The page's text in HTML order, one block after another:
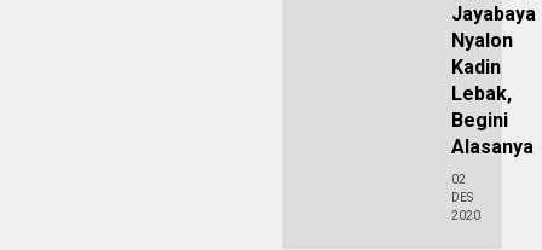
Jayabaya
Nyalon
Kadin
Lebak,
Begini
Alasanya
02
DES
2020